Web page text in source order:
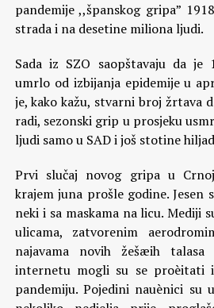
pandemije ,,španskog gripa”
strada i na desetine miliona ljudi.
Sada iz SZO saopštavaju da
umrlo od izbijanja epidemije u
je, kako kažu, stvarni broj žrtava
radi, sezonski grip u prosjeku
ljudi samo u SAD i još stotine
Prvi slučaj novog gripa u
krajem juna prošle godine. Jesen
neki i sa maskama na licu. Mediji
ulicama, zatvorenim
najavama novih žešæih
internetu mogli su se proèitati
pandemiju. Pojedini nauènici su